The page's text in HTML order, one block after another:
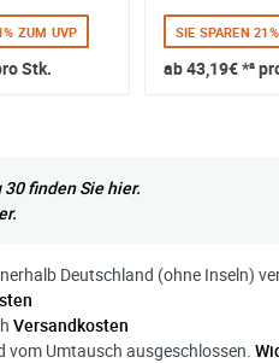
ZUM UVP
Stk.
SIE SPAREN
ab43,19€*²
finden Sie hier.
Deutschland (ohne Inseln)
Versandkosten
Umtausch ausgeschlossen.